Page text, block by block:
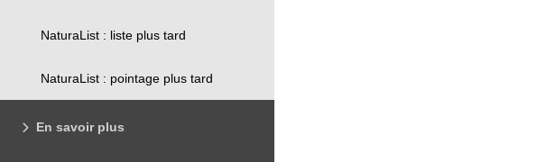
NaturaList : liste plus tard
NaturaList : pointage plus tard
En savoir plus